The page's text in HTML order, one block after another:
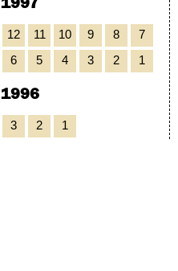
12 11 10 9 8
7
6
5 4 3 2 1
1996
3 2 1